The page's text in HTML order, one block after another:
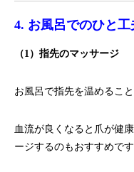
4. お風呂でのひと
（1）指先のマッサージ
お風呂で指先を温めるこ
血流が良くなると爪が健
ージするのもおすすめです